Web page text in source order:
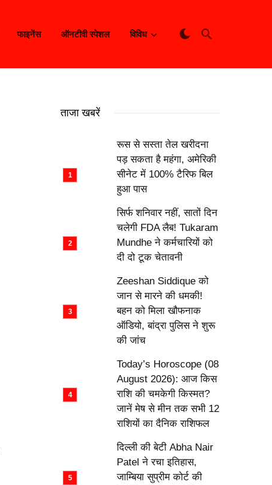
फाइनेंस ऑनटीवी स्पेशल विविध
ताजा खबरें
रूस से सस्ता तेल खरीदना
पड़ सकता है महंगा, अमेरिकी
सीनेट में 100% टैरिफ बिल
हुआ पास
सिर्फ शनिवार नहीं, सातों दिन
चलेगी FDA लैब! Tukaram
Mundhe ने कर्मचारियों को
दी दो टूक चेतावनी
Zeeshan Siddique को
जान से मारने की धमकी!
बहन को मिला खौफनाक
ऑडियो, बांद्रा पुलिस ने शुरू
की जांच
Today’s Horoscope (08
August 2026): आज किस
राशि की चमकेगी किस्मत?
जानें मेष से मीन तक सभी 12
राशियों का दैनिक राशिफल
दिल्ली की बेटी Abha Nair
Patel ने रचा इतिहास,
जाम्बिया सुप्रीम कोर्ट की